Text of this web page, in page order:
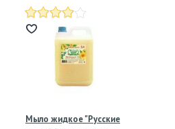
Мыло жидкое "Русские